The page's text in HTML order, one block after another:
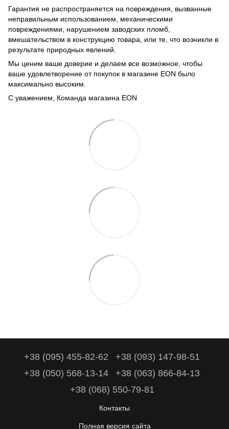
Гарантия не распространяется на повреждения, вызванные
неправильным использованием, механическими
повреждениями, нарушением заводских пломб,
вмешательством в конструкцию товара, или те, что возникли в
результате природных явлений.
Мы ценим ваше доверие и делаем все возможное, чтобы
ваше удовлетворение от покупок в магазине EON было
максимально высоким.
С уважением, Команда магазина EON
+38 (095) 455-82-62
+38 (093) 147-98-51
+38 (050) 568-13-14
+38 (063) 866-84-13
+38 (068) 550-79-81
Контакты
Полная версия сайта